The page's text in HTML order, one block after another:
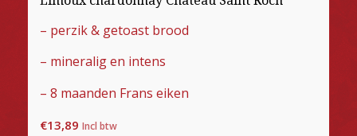
– perzik & getoast brood
– mineralig en intens
– 8 maanden Frans eiken
€13,89 Incl btw